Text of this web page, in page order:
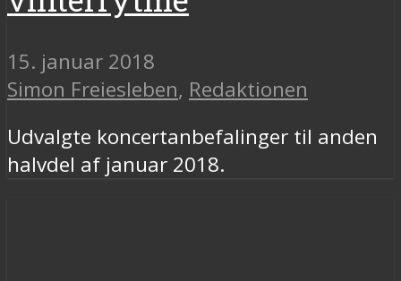
15. januar 2018
Simon Freiesleben, Redaktionen
Udvalgte koncertanbefalinger til anden
halvdel af januar 2018.